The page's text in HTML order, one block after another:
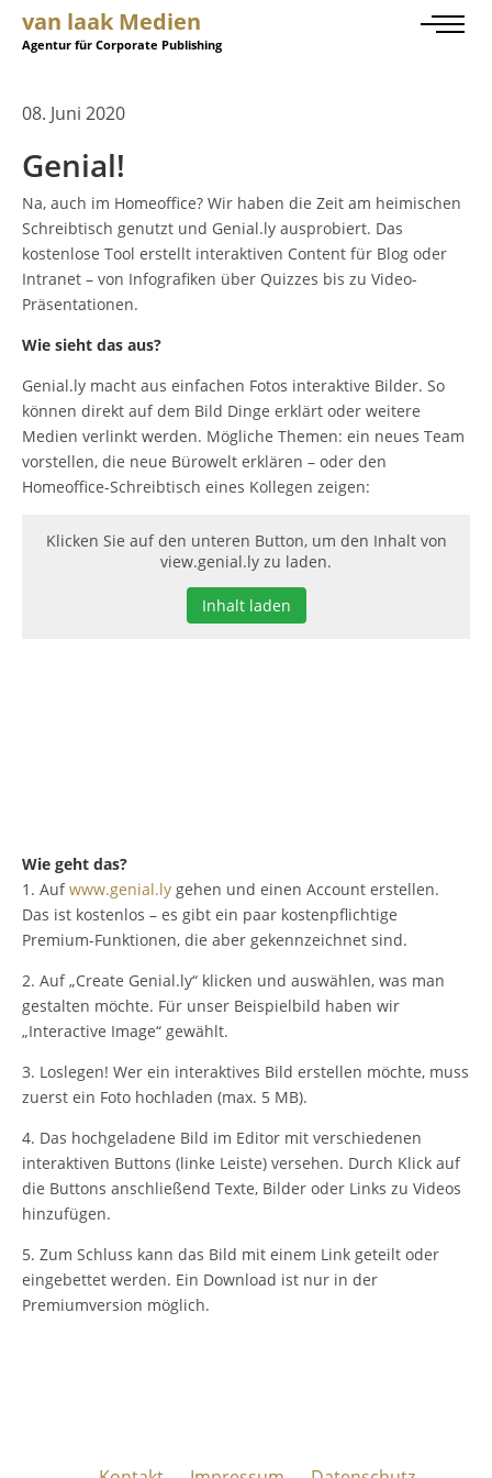
van laak Medien
Agentur für Corporate Publishing
08. Juni 2020
Genial!
Na, auch im Homeoffice? Wir haben die Zeit am heimischen
Schreibtisch genutzt und Genial.ly ausprobiert. Das
kostenlose Tool erstellt interaktiven Content für Blog oder
Intranet – von Infografiken über Quizzes bis zu Video-
Präsentationen.
Wie sieht das aus?
Genial.ly macht aus einfachen Fotos interaktive Bilder. So
können direkt auf dem Bild Dinge erklärt oder weitere
Medien verlinkt werden. Mögliche Themen: ein neues Team
vorstellen, die neue Bürowelt erklären – oder den
Homeoffice-Schreibtisch eines Kollegen zeigen:
Klicken Sie auf den unteren Button, um den Inhalt von
view.genial.ly zu laden.
Inhalt laden
Wie geht das?
1. Aufwww.genial.ly gehen und einen Account erstellen.
Das ist kostenlos – es gibt ein paar kostenpflichtige
Premium-Funktionen, die aber gekennzeichnet sind.
2. Auf „Create Genial.ly“ klicken und auswählen, was man
gestalten möchte. Für unser Beispielbild haben wir
„Interactive Image“ gewählt.
3. Loslegen! Wer ein interaktives Bild erstellen möchte, muss
zuerst ein Foto hochladen (max. 5 MB).
4. Das hochgeladene Bild im Editor mit verschiedenen
interaktiven Buttons (linke Leiste) versehen. Durch Klick auf
die Buttons anschließend Texte, Bilder oder Links zu Videos
hinzufügen.
5. Zum Schluss kann das Bild mit einem Link geteilt oder
eingebettet werden. Ein Download ist nur in der
Premiumversion möglich.